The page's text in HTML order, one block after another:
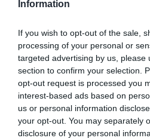
Information
If you wish to opt-out of the sale,
processing of your personal or
targeted advertising by us, please
section to confirm your selection.
opt-out request is processed you
interest-based ads based on
us or personal information
your opt-out. You may separately
disclosure of your personal
delegado de la empresa,
entre mediados de abril y de
cuenta con 187 clubes. “Los
funcionando muy bien en
a pesar de que el periodo de
limitado”, detalla la cadena.
expansión, The Gym está
aumentar su flexibilidad
más. A cierre de abril de 2021,
deuda neta de 63,1 millones
euros).